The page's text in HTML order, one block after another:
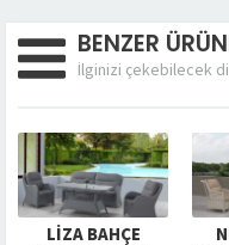
BENZER
İlginizi çekebilecek
LİZA BAHÇE